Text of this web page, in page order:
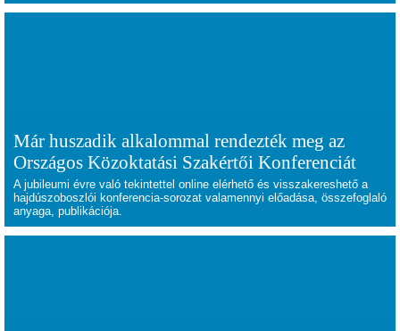
Már huszadik alkalommal rendezték meg az
Országos Közoktatási Szakértői Konferenciát
A jubileumi évre való tekintettel online elérhető és visszakereshető a
hajdúszoboszlói konferencia-sorozat valamennyi előadása, összefoglaló
anyaga, publikációja.